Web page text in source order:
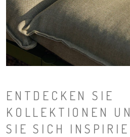
ENTDECKEN SIE
KOLLEKTIONEN
SIE SICH